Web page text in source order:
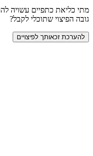
מתי כליאת כתפיים עשויה
גובה הפיצוי שתוכלי לקבל?
להערכת זכאותך לפיצויים